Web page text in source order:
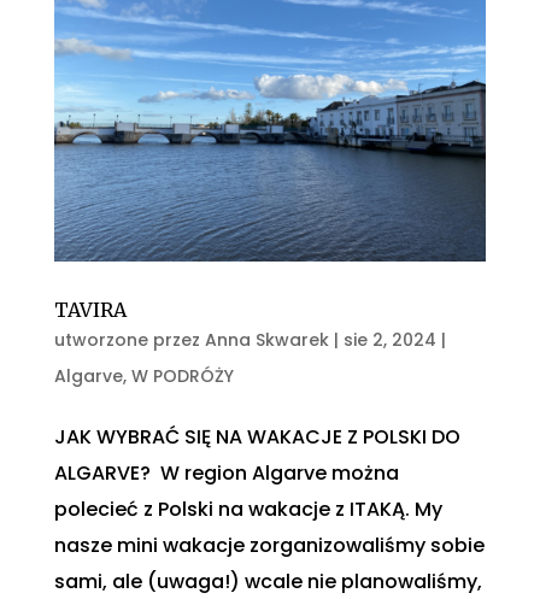
TAVIRA
utworzone przez Anna Skwarek| sie 2, 2024 |
Algarve, W PODRÓŻY
JAK WYBRAĆ SIĘ NA WAKACJE Z POLSKI DO
ALGARVE? W region Algarve można
polecieć z Polski na wakacje z ITAKĄ. My
nasze mini wakacje zorganizowaliśmy sobie
sami, ale (uwaga!) wcale nie planowaliśmy,